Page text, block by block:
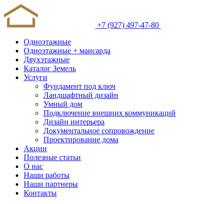
+7 (927) 497-47-80
Одноэтажные
Одноэтажные + мансарда
Двухэтажные
Каталог Земель
Услуги
Фундамент под ключ
Ландшафтный дизайн
Умный дом
Подключение внешних коммуникаций
Дизайн интерьера
Документальное сопровождение
Проектирование дома
Акции
Полезные статьи
О нас
Наши работы
Наши партнеры
Контакты